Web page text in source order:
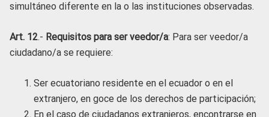
simultáneo diferente en la o las instituciones observadas.
Art. 12.- Requisitos para ser veedor/a: Para ser veedor/a
ciudadano/a se requiere:
Ser ecuatoriano residente en el ecuador o en el
extranjero, en goce de los derechos de participación;
En el caso de ciudadanos extranjeros, encontrarse en